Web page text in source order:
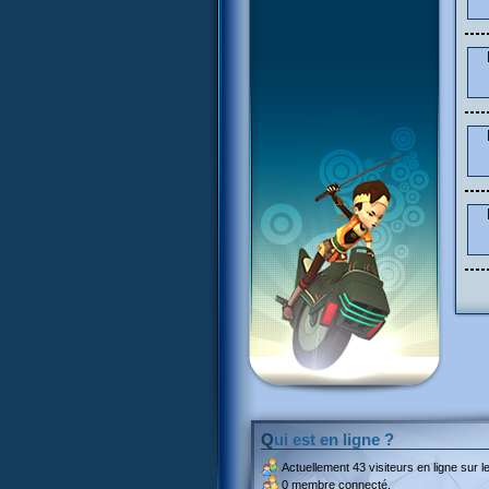
Qui est en ligne ?
Actuellement 43 visiteurs en ligne sur
0 membre connecté.